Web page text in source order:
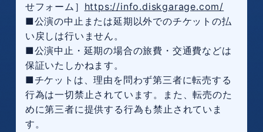
せフォーム］ https://info.diskgarage.com/
■公演の中止または延期以外でのチケットの払
い戻しは行いません。
■公演中止・延期の場合の旅費・交通費などは
保証いたしかねます。
■チケットは、理由を問わず第三者に転売する
行為は一切禁止されています。また、転売のた
めに第三者に提供する行為も禁止されていま
す。